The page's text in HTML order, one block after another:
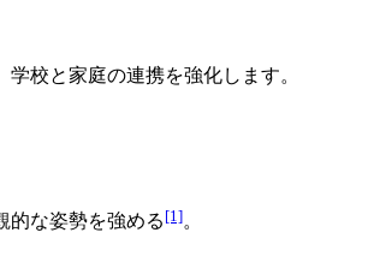
校と家庭の連携を強化します。
的な姿勢を強める[1]。